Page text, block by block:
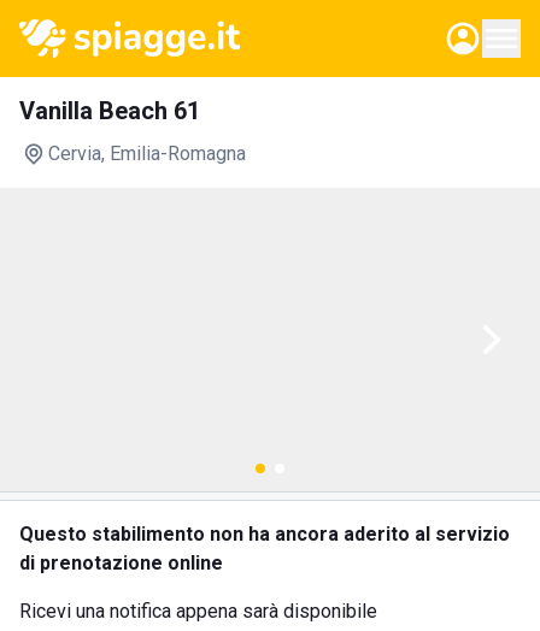
Vanilla Beach 61
Cervia, Emilia-Romagna
Questo stabilimento non ha ancora aderito al servizio
di prenotazione online
Ricevi una notifica appena sarà disponibile